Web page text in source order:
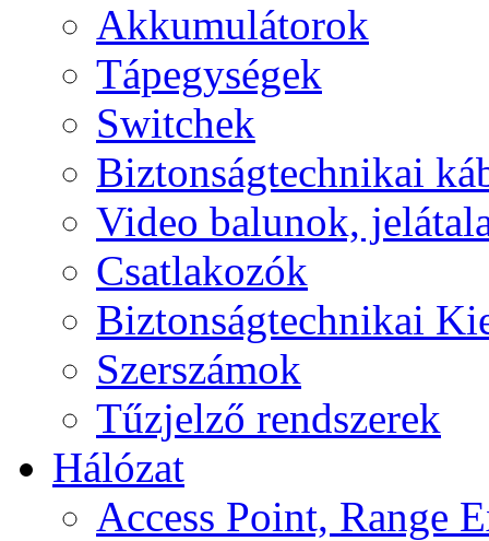
Akkumulátorok
Tápegységek
Switchek
Biztonságtechnikai
Video balunok,
Csatlakozók
Biztonságtechnikai
Szerszámok
Tűzjelző rendszerek
Hálózat
Access Point, Range